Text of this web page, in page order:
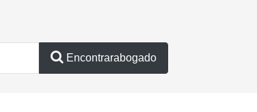
Encontrarabogado